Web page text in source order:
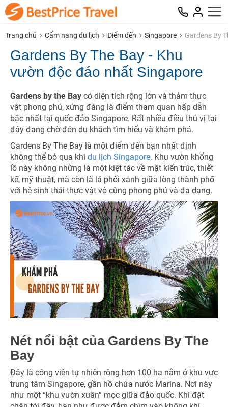
Trang chủ Cẩm nang du lịch Điểm đến Singapore Gardens By
Gardens By The Bay - Khu
vườn độc đáo nhất Singapore
Gardens by the Bay có diện tích rộng lớn và thảm thực
vật phong phú, xứng đáng là điểm tham quan hấp dẫn
bậc nhất tại quốc đảo Singapore. Rất nhiều điều thú vị tại
đây đang chờ đón du khách tìm hiểu và khám phá.
Gardens By The Bay là một điểm đến bạn nhất định
không thể bỏ qua khi du lịch Singapore. Khu vườn khổng
lồ này không những là một kiệt tác về mặt kiến trúc, thiết
kế, mỹ thuật, mà còn là lá phổi xanh giữa lòng thành phố
với hệ sinh thái thực vật vô cùng phong phú và đa dạng.
Nét nổi bật của Gardens By The
Bay
Đây là công viên tự nhiên rộng hơn 100 ha nằm ở khu vực
trung tâm Singapore, gần hồ chứa nước Marina. Nơi này
như một “khu vườn xuân” mọc giữa đảo quốc. Khi đặt